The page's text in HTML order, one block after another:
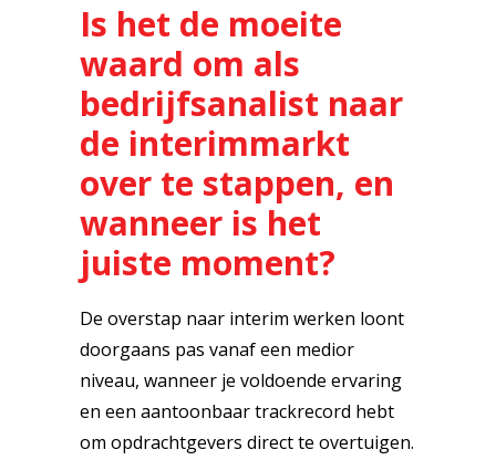
Is het de moeite
waard om als
bedrijfsanalist naar
de interimmarkt
over te stappen, en
wanneer is het
juiste moment?
De overstap naar interim werken loont
doorgaans pas vanaf een medior
niveau, wanneer je voldoende ervaring
en een aantoonbaar trackrecord hebt
om opdrachtgevers direct te overtuigen.